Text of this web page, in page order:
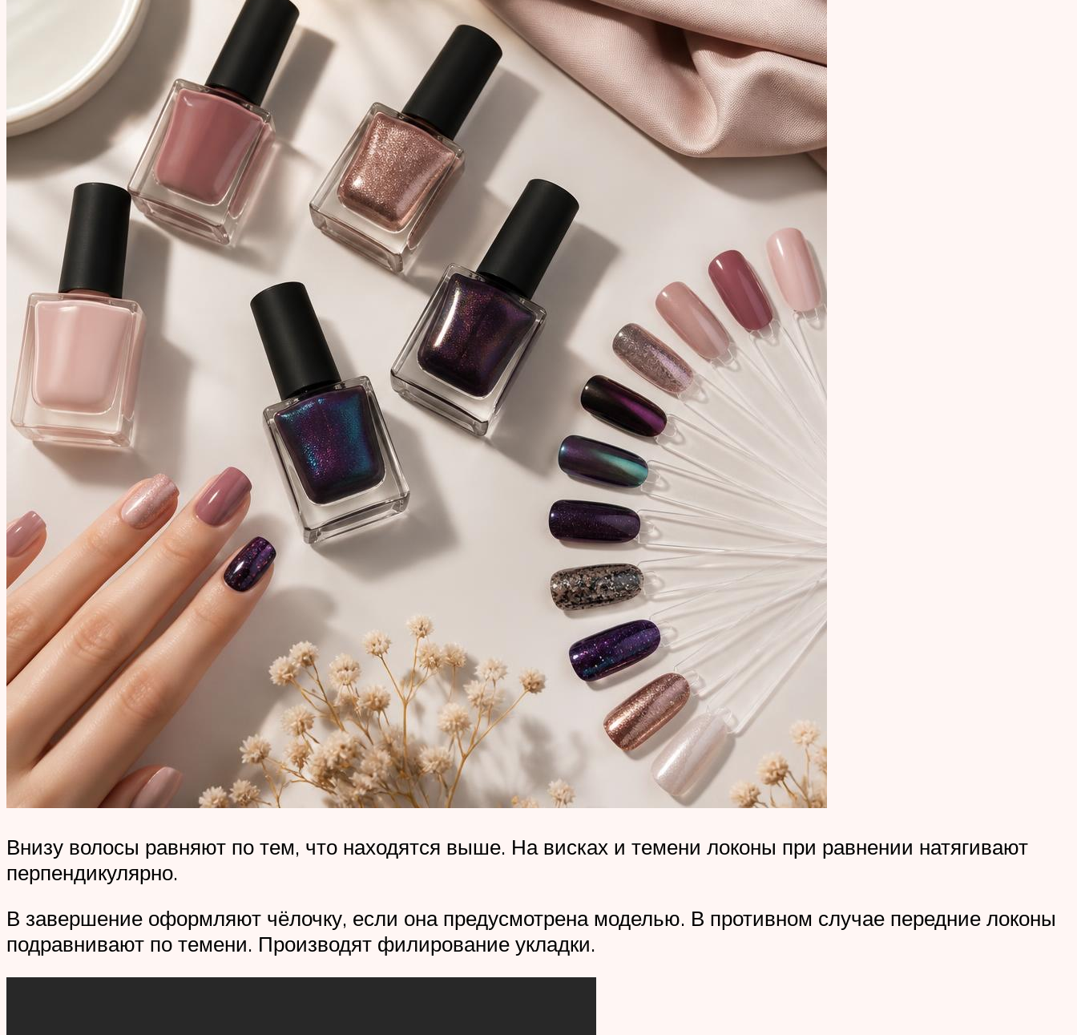
Внизу волосы равняют по тем, что находятся выше. На висках и темени локоны при равнении натягивают
перпендикулярно.
В завершение оформляют чёлочку, если она предусмотрена моделью. В противном случае передние локоны
подравнивают по темени. Производят филирование укладки.